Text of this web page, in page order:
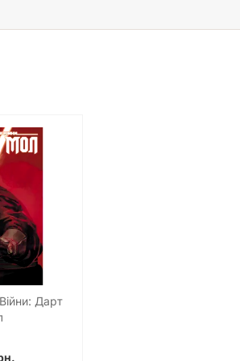
унікального видання.
знайомство з цим величним всесвітом.
є мостом між фільмами, що
отримаєте нове бачення знайомих подій
цієї грандіозної історії!
пригод, що розгортаються на
у кожного справжнього фаната
Вейдер. Том 1» і дозвольте собі
колекцію коміксів «Зоряні Війни» і
Дарт